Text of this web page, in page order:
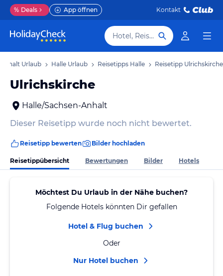
% Deals App öffnen Kontakt
Hotel, Reiseziel
Urlaub Halle Urlaub Reisetipps Halle Reisetipp Ulrichskirche
Ulrichskirche
Halle/Sachsen-Anhalt
Dieser Reisetipp wurde noch nicht bewertet.
Reisetipp bewerten Bilder hochladen
Reisetippübersicht Bewertungen Bilder Hotels
Möchtest Du Urlaub in der Nähe buchen?
Folgende Hotels könnten Dir gefallen
Hotel & Flug buchen
Oder
Nur Hotel buchen